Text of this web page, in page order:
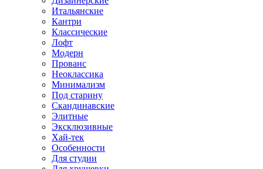
Итальянские
Кантри
Классические
Лофт
Модерн
Прованс
Неоклассика
Минимализм
Под старину
Скандинавские
Элитные
Эксклюзивные
Хай-тек
Особенности
Для студии